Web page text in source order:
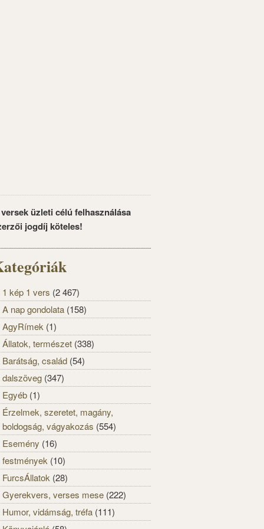
üzleti célú felhasználása
jogdíj köteles!
1 kép 1 vers (2 467)
A nap gondolata (158)
AgyRímek (1)
Állatok, természet (338)
Barátság, család (54)
dalszöveg (347)
Egyéb (1)
Érzelmek, szeretet, magány,
boldogság, vágyakozás (554)
Esemény (16)
festmények (10)
FurcsÁllatok (28)
Gyerekvers, verses mese (222)
Humor, vidámság, tréfa (111)